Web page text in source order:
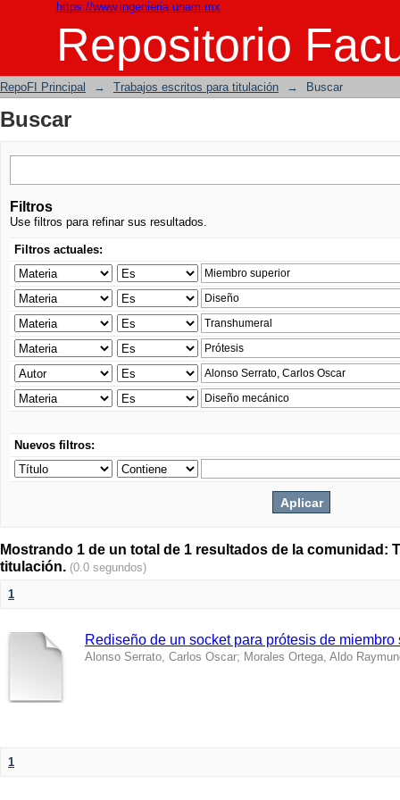
https://www.ingenieria.unam.mx
Repositorio
Buscar
RepoFI Principal → Trabajos escritos para titulación → Buscar
Buscar
Filtros
Use filtros para refinar sus resultados.
Filtros actuales:
Nuevos filtros:
Mostrando 1 de un total de 1 resultados de la comunidad:
titulación. (0.0 segundos)
1
Rediseño de un socket para prótesis de miembro
Alonso Serrato, Carlos Oscar; Morales Ortega, Aldo
1